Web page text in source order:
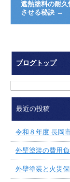
遮熱塗料の耐
させる秘訣 →
ブログトップ
最近の投稿
令和８年度 長岡
外壁塗装の費用
外壁塗装と火災